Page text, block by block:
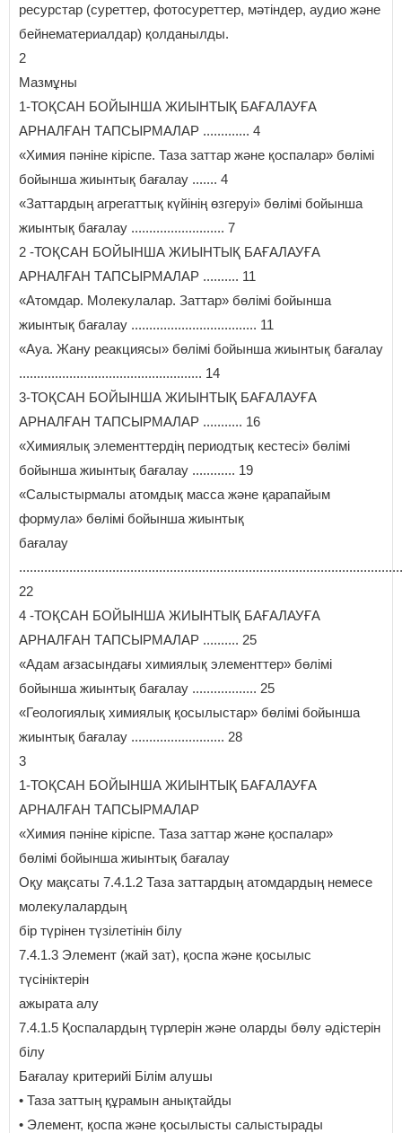
ресурстар (суреттер, фотосуреттер, мәтіндер, аудио және
бейнематериалдар) қолданылды.
2
Мазмұны
1-ТОҚСАН БОЙЫНША ЖИЫНТЫҚ БАҒАЛАУҒА
АРНАЛҒАН ТАПСЫРМАЛАР ............. 4
«Химия пәніне кіріспе. Таза заттар және қоспалар» бөлімі
бойынша жиынтық бағалау ....... 4
«Заттардың агрегаттық күйінің өзгеруі» бөлімі бойынша
жиынтық бағалау .......................... 7
2 -ТОҚСАН БОЙЫНША ЖИЫНТЫҚ БАҒАЛАУҒА
АРНАЛҒАН ТАПСЫРМАЛАР .......... 11
«Атомдар. Молекулалар. Заттар» бөлімі бойынша
жиынтық бағалау ................................... 11
«Ауа. Жану реакциясы» бөлімі бойынша жиынтық бағалау
................................................... 14
3-ТОҚСАН БОЙЫНША ЖИЫНТЫҚ БАҒАЛАУҒА
АРНАЛҒАН ТАПСЫРМАЛАР ........... 16
«Химиялық элементтердің периодтық кестесі» бөлімі
бойынша жиынтық бағалау ............ 19
«Салыстырмалы атомдық масса және қарапайым
формула» бөлімі бойынша жиынтық
бағалау
22
4 -ТОҚСАН БОЙЫНША ЖИЫНТЫҚ БАҒАЛАУҒА
АРНАЛҒАН ТАПСЫРМАЛАР .......... 25
«Адам ағзасындағы химиялық элементтер» бөлімі
бойынша жиынтық бағалау .................. 25
«Геологиялық химиялық қосылыстар» бөлімі бойынша
жиынтық бағалау .......................... 28
3
1-ТОҚСАН БОЙЫНША ЖИЫНТЫҚ БАҒАЛАУҒА
АРНАЛҒАН ТАПСЫРМАЛАР
«Химия пәніне кіріспе. Таза заттар және қоспалар»
бөлімі бойынша жиынтық бағалау
Оқу мақсаты 7.4.1.2 Таза заттардың атомдардың немесе
молекулалардың
бір түрінен түзілетінін білу
7.4.1.3 Элемент (жай зат), қоспа және қосылыс
түсініктерін
ажырата алу
7.4.1.5 Қоспалардың түрлерін және оларды бөлу әдістерін
білу
Бағалау критерийі Білім алушы
• Таза заттың құрамын анықтайды
• Элемент, қоспа және қосылысты салыстырады